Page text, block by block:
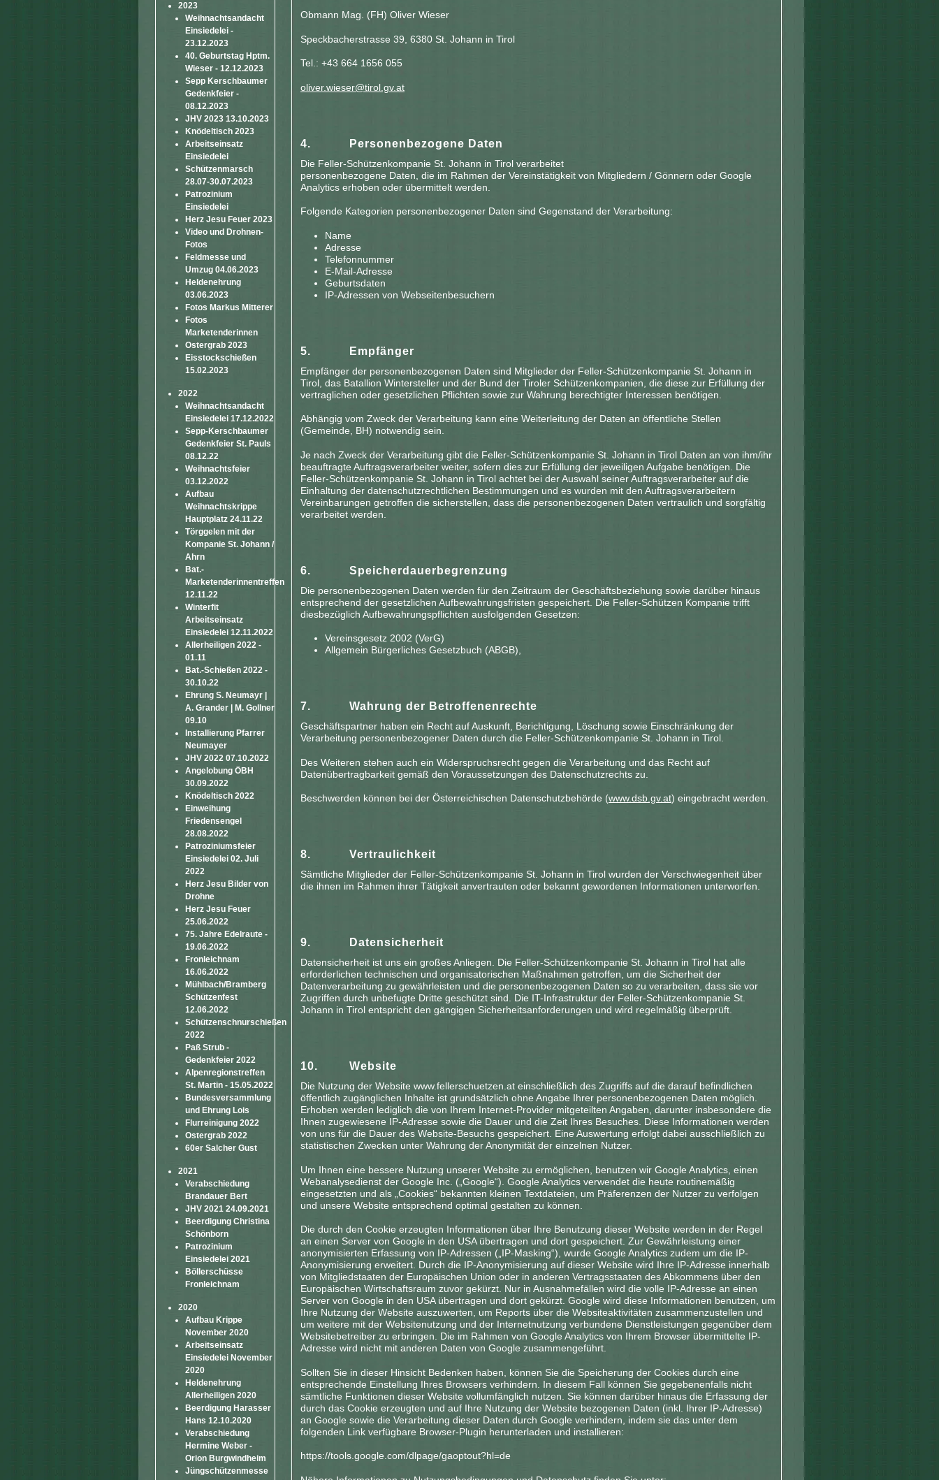
2023
Weihnachtsandacht
Einsiedelei -
23.12.2023
40. Geburtstag Hptm.
Wieser - 12.12.2023
Sepp Kerschbaumer
Gedenkfeier -
08.12.2023
JHV 2023 13.10.2023
Knödeltisch 2023
Arbeitseinsatz
Einsiedelei
Schützenmarsch
28.07-30.07.2023
Patrozinium
Einsiedelei
Herz Jesu Feuer 2023
Video und Drohnen-
Fotos
Feldmesse und
Umzug 04.06.2023
Heldenehrung
03.06.2023
Fotos Markus Mitterer
Fotos
Marketenderinnen
Ostergrab 2023
Eisstockschießen
15.02.2023
2022
Weihnachtsandacht
Einsiedelei 17.12.2022
Sepp-Kerschbaumer
Gedenkfeier St. Pauls
08.12.22
Weihnachtsfeier
03.12.2022
Aufbau
Weihnachtskrippe
Hauptplatz 24.11.22
Törggelen mit der
Kompanie St. Johann /
Ahrn
Bat.-
Marketenderinnentreffen
12.11.22
Winterfit
Arbeitseinsatz
Einsiedelei 12.11.2022
Allerheiligen 2022 -
01.11
Bat.-Schießen 2022 -
30.10.22
Ehrung S. Neumayr |
A. Grander | M. Gollner
09.10
Installierung Pfarrer
Neumayer
JHV 2022 07.10.2022
Angelobung ÖBH
30.09.2022
Knödeltisch 2022
Einweihung
Friedensengel
28.08.2022
Patroziniumsfeier
Einsiedelei 02. Juli
2022
Herz Jesu Bilder von
Drohne
Herz Jesu Feuer
25.06.2022
75. Jahre Edelraute -
19.06.2022
Fronleichnam
16.06.2022
Mühlbach/Bramberg
Schützenfest
12.06.2022
Schützenschnurschießen
2022
Paß Strub -
Gedenkfeier 2022
Alpenregionstreffen
St. Martin - 15.05.2022
Bundesversammlung
und Ehrung Lois
Flurreinigung 2022
Ostergrab 2022
60er Salcher Gust
2021
Verabschiedung
Brandauer Bert
JHV 2021 24.09.2021
Beerdigung Christina
Schönborn
Patrozinium
Einsiedelei 2021
Böllerschüsse
Fronleichnam
2020
Aufbau Krippe
November 2020
Arbeitseinsatz
Einsiedelei November
2020
Heldenehrung
Allerheiligen 2020
Beerdigung Harasser
Hans 12.10.2020
Verabschiedung
Hermine Weber -
Orion Burgwindheim
Jüngschützenmesse
Obmann Mag. (FH) Oliver Wieser
Speckbacherstrasse 39, 6380 St. Johann in Tirol
Tel.: +43 664 1656 055
oliver.wieser@tirol.gv.at
4. Personenbezogene Daten
Die Feller-Schützenkompanie St. Johann in Tirol verarbeitet
personenbezogene Daten, die im Rahmen der Vereinstätigkeit von Mitgliedern / Gönnern oder Google
Analytics erhoben oder übermittelt werden.
Folgende Kategorien personenbezogener Daten sind Gegenstand der Verarbeitung:
Name
Adresse
Telefonnummer
E-Mail-Adresse
Geburtsdaten
IP-Adressen von Webseitenbesuchern
5. Empfänger
Empfänger der personenbezogenen Daten sind Mitglieder der Feller-Schützenkompanie St. Johann in
Tirol, das Batallion Wintersteller und der Bund der Tiroler Schützenkompanien, die diese zur Erfüllung der
vertraglichen oder gesetzlichen Pflichten sowie zur Wahrung berechtigter Interessen benötigen.
Abhängig vom Zweck der Verarbeitung kann eine Weiterleitung der Daten an öffentliche Stellen
(Gemeinde, BH) notwendig sein.
Je nach Zweck der Verarbeitung gibt die Feller-Schützenkompanie St. Johann in Tirol Daten an von ihm/ihr
beauftragte Auftragsverarbeiter weiter, sofern dies zur Erfüllung der jeweiligen Aufgabe benötigen. Die
Feller-Schützenkompanie St. Johann in Tirol achtet bei der Auswahl seiner Auftragsverarbeiter auf die
Einhaltung der datenschutzrechtlichen Bestimmungen und es wurden mit den Auftragsverarbeitern
Vereinbarungen getroffen die sicherstellen, dass die personenbezogenen Daten vertraulich und sorgfältig
verarbeitet werden.
6. Speicherdauerbegrenzung
Die personenbezogenen Daten werden für den Zeitraum der Geschäftsbeziehung sowie darüber hinaus
entsprechend der gesetzlichen Aufbewahrungsfristen gespeichert. Die Feller-Schützen Kompanie trifft
diesbezüglich Aufbewahrungspflichten ausfolgenden Gesetzen:
Vereinsgesetz 2002 (VerG)
Allgemein Bürgerliches Gesetzbuch (ABGB),
7. Wahrung der Betroffenenrechte
Geschäftspartner haben ein Recht auf Auskunft, Berichtigung, Löschung sowie Einschränkung der
Verarbeitung personenbezogener Daten durch die Feller-Schützenkompanie St. Johann in Tirol.
Des Weiteren stehen auch ein Widerspruchsrecht gegen die Verarbeitung und das Recht auf
Datenübertragbarkeit gemäß den Voraussetzungen des Datenschutzrechts zu.
Beschwerden können bei der Österreichischen Datenschutzbehörde (www.dsb.gv.at) eingebracht werden.
8. Vertraulichkeit
Sämtliche Mitglieder der Feller-Schützenkompanie St. Johann in Tirol wurden der Verschwiegenheit über
die ihnen im Rahmen ihrer Tätigkeit anvertrauten oder bekannt gewordenen Informationen unterworfen.
9. Datensicherheit
Datensicherheit ist uns ein großes Anliegen. Die Feller-Schützenkompanie St. Johann in Tirol hat alle
erforderlichen technischen und organisatorischen Maßnahmen getroffen, um die Sicherheit der
Datenverarbeitung zu gewährleisten und die personenbezogenen Daten so zu verarbeiten, dass sie vor
Zugriffen durch unbefugte Dritte geschützt sind. Die IT-Infrastruktur der Feller-Schützenkompanie St.
Johann in Tirol entspricht den gängigen Sicherheitsanforderungen und wird regelmäßig überprüft.
10. Website
Die Nutzung der Website www.fellerschuetzen.at einschließlich des Zugriffs auf die darauf befindlichen
öffentlich zugänglichen Inhalte ist grundsätzlich ohne Angabe Ihrer personenbezogenen Daten möglich.
Erhoben werden lediglich die von Ihrem Internet-Provider mitgeteilten Angaben, darunter insbesondere die
Ihnen zugewiesene IP-Adresse sowie die Dauer und die Zeit Ihres Besuches. Diese Informationen werden
von uns für die Dauer des Website-Besuchs gespeichert. Eine Auswertung erfolgt dabei ausschließlich zu
statistischen Zwecken unter Wahrung der Anonymität der einzelnen Nutzer.
Um Ihnen eine bessere Nutzung unserer Website zu ermöglichen, benutzen wir Google Analytics, einen
Webanalysedienst der Google Inc. („Google“). Google Analytics verwendet die heute routinemäßig
eingesetzten und als „Cookies“ bekannten kleinen Textdateien, um Präferenzen der Nutzer zu verfolgen
und unsere Website entsprechend optimal gestalten zu können.
Die durch den Cookie erzeugten Informationen über Ihre Benutzung dieser Website werden in der Regel
an einen Server von Google in den USA übertragen und dort gespeichert. Zur Gewährleistung einer
anonymisierten Erfassung von IP-Adressen („IP-Masking“), wurde Google Analytics zudem um die IP-
Anonymisierung erweitert. Durch die IP-Anonymisierung auf dieser Website wird Ihre IP-Adresse innerhalb
von Mitgliedstaaten der Europäischen Union oder in anderen Vertragsstaaten des Abkommens über den
Europäischen Wirtschaftsraum zuvor gekürzt. Nur in Ausnahmefällen wird die volle IP-Adresse an einen
Server von Google in den USA übertragen und dort gekürzt. Google wird diese Informationen benutzen, um
Ihre Nutzung der Website auszuwerten, um Reports über die Websiteaktivitäten zusammenzustellen und
um weitere mit der Websitenutzung und der Internetnutzung verbundene Dienstleistungen gegenüber dem
Websitebetreiber zu erbringen. Die im Rahmen von Google Analytics von Ihrem Browser übermittelte IP-
Adresse wird nicht mit anderen Daten von Google zusammengeführt.
Sollten Sie in dieser Hinsicht Bedenken haben, können Sie die Speicherung der Cookies durch eine
entsprechende Einstellung Ihres Browsers verhindern. In diesem Fall können Sie gegebenenfalls nicht
sämtliche Funktionen dieser Website vollumfänglich nutzen. Sie können darüber hinaus die Erfassung der
durch das Cookie erzeugten und auf Ihre Nutzung der Website bezogenen Daten (inkl. Ihrer IP-Adresse)
an Google sowie die Verarbeitung dieser Daten durch Google verhindern, indem sie das unter dem
folgenden Link verfügbare Browser-Plugin herunterladen und installieren:
https://tools.google.com/dlpage/gaoptout?hl=de